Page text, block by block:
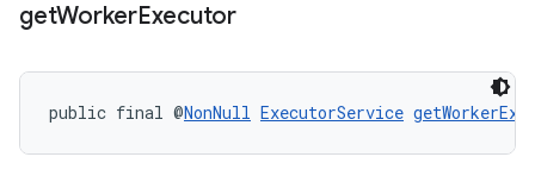
getWorkerExecutor
public final @NonNull ExecutorService